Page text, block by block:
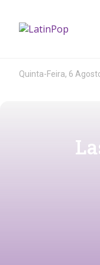
Quinta-Feira, 6